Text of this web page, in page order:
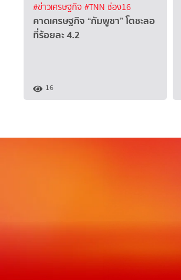
#ข่าวเศรษฐกิจ #TNN ช่อง16
คาดเศรษฐกิจ “กัมพูชา” โตชะลอ
ที่ร้อยละ 4.2
16